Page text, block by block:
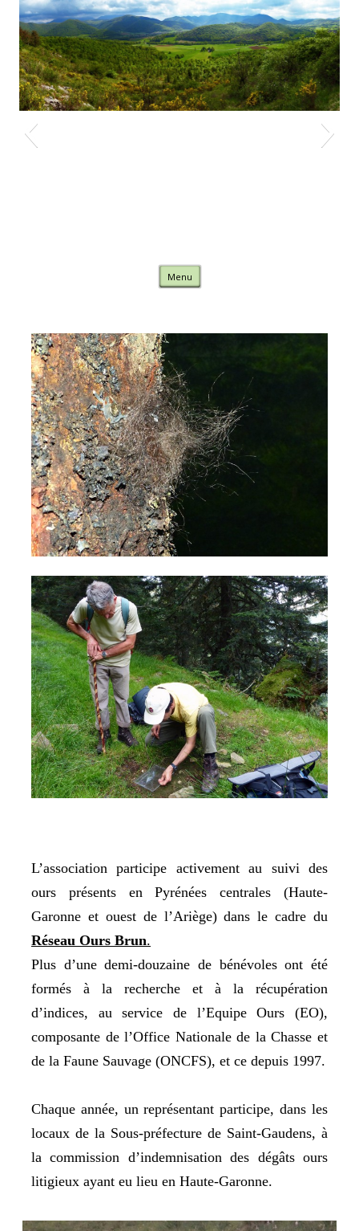
Nature Comminges
Menu Skip to content
L’association participe activement au suivi des
ours présents en Pyrénées centrales (Haute-
Garonne et ouest de l’Ariège) dans le cadre du
Réseau Ours Brun.
Plus d’une demi-douzaine de bénévoles ont été
formés à la recherche et à la récupération
d’indices, au service de l’Equipe Ours (EO),
composante de l’Office Nationale de la Chasse et
de la Faune Sauvage (ONCFS), et ce depuis 1997.
Chaque année, un représentant participe, dans les
locaux de la Sous-préfecture de Saint-Gaudens, à
la commission d’indemnisation des dégâts ours
litigieux ayant eu lieu en Haute-Garonne.